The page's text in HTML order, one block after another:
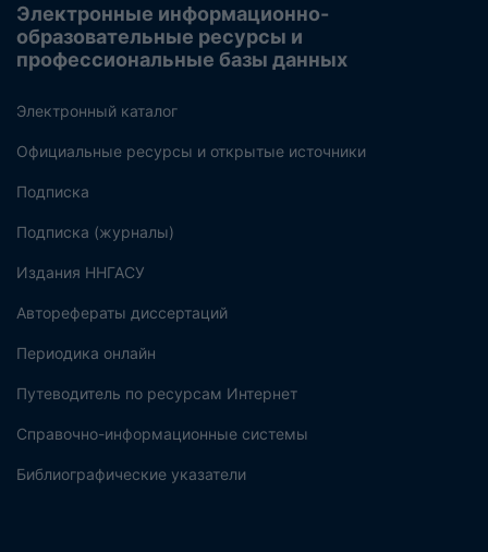
Электронные информационно-
образовательные ресурсы и
профессиональные базы данных
Электронный каталог
Официальные ресурсы и открытые источники
Подписка
Подписка (журналы)
Издания ННГАСУ
Авторефераты диссертаций
Периодика онлайн
Путеводитель по ресурсам Интернет
Справочно-информационные системы
Библиографические указатели